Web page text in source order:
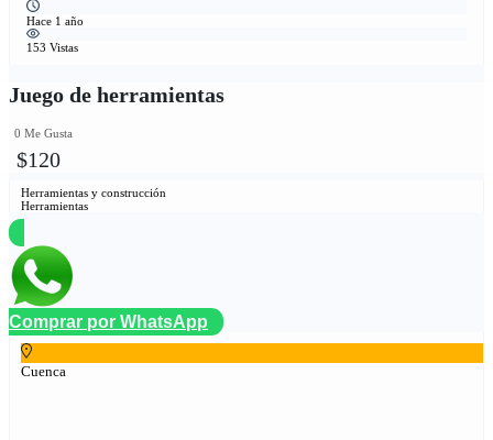
Hace 1 año
153 Vistas
Juego de herramientas
0 Me Gusta
$120
Herramientas y construcción
Herramientas
Comprar por WhatsApp
Cuenca